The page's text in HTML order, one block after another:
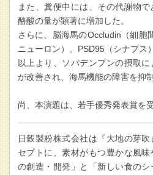
また、糞便中には、その代謝物で
酪酸の量が顕著に増加した。
さらに、脳海馬のOccludin（細胞
ニューロン）、PSD95（シナプス
以上より、ソバデンプンの摂取
が改善され、海馬機能の障害を抑
尚、本演題は、若手優秀発表賞を
日穀製粉株式会社は『大地の芽
セプトに、素材がもつ豊かな風
の創造・開発」と「新しい食の